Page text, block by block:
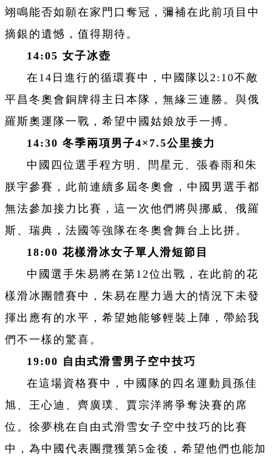
翊鳴能否如願在家門口奪冠，彌補在此前項目中
摘銀的遺憾，值得期待。
14:05 女子冰壺
在14日進行的循環賽中，中國隊以2:10不敵
平昌冬奧會銅牌得主日本隊，無緣三連勝。與俄
羅斯奧運隊一戰，希望中國姑娘放手一搏。
14:30 冬季兩項男子4×7.5公里接力
中國四位選手程方明、閆星元、張春雨和朱
朕宇參賽，此前連續多屆冬奧會，中國男選手都
無法參加接力比賽，這一次他們將與挪威、俄羅
斯、瑞典，法國等強隊在冬奧會舞台上比拼。
18:00 花樣滑冰女子單人滑短節目
中國選手朱易將在第12位出戰，在此前的花
樣滑冰團體賽中，朱易在壓力過大的情況下未發
揮出應有的水平，希望她能够輕裝上陣，帶給我
們不一樣的驚喜。
19:00 自由式滑雪男子空中技巧
在這場資格賽中，中國隊的四名運動員孫佳
旭、王心迪、齊廣璞、賈宗洋將爭奪決賽的席
位。徐夢桃在自由式滑雪女子空中技巧的比賽
中，為中國代表團攬獲第5金後，希望他們也能加